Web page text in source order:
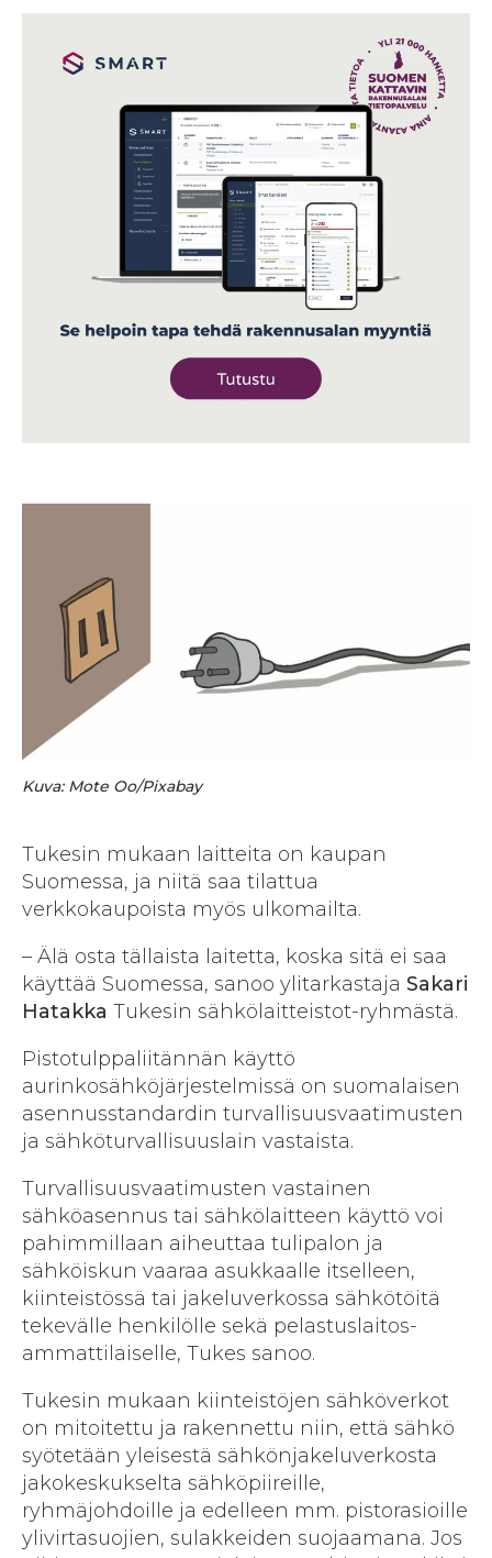
Kuva: Mote Oo/Pixabay
Tukesin mukaan laitteita on kaupan
Suomessa, ja niitä saa tilattua
verkkokaupoista myös ulkomailta.
– Älä osta tällaista laitetta, koska sitä ei saa
käyttää Suomessa, sanoo ylitarkastaja Sakari
Hatakka Tukesin sähkölaitteistot-ryhmästä.
Pistotulppaliitännän käyttö
aurinkosähköjärjestelmissä on suomalaisen
asennusstandardin turvallisuusvaatimusten
ja sähköturvallisuuslain vastaista.
Turvallisuusvaatimusten vastainen
sähköasennus tai sähkölaitteen käyttö voi
pahimmillaan aiheuttaa tulipalon ja
sähköiskun vaaraa asukkaalle itselleen,
kiinteistössä tai jakelu­verkossa sähkötöitä
tekevälle henkilölle sekä pelastuslaitos­
ammattilaiselle, Tukes sanoo.
Tukesin mukaan kiinteistöjen sähköverkot
on mitoitettu ja rakennettu niin, että sähkö
syötetään yleisestä sähkönjakeluverkosta
jakokeskukselta sähköpiireille,
ryhmäjohdoille ja edelleen mm. pistorasioille
ylivirtasuojien, sulakkeiden suojaamana. Jos